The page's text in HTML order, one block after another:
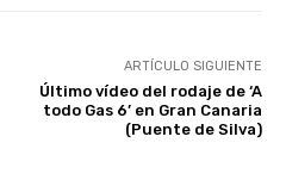
ARTÍCULO SIGUIENTE
Último vídeo del rodaje de ‘A
todo Gas 6’ en Gran Canaria
(Puente de Silva)